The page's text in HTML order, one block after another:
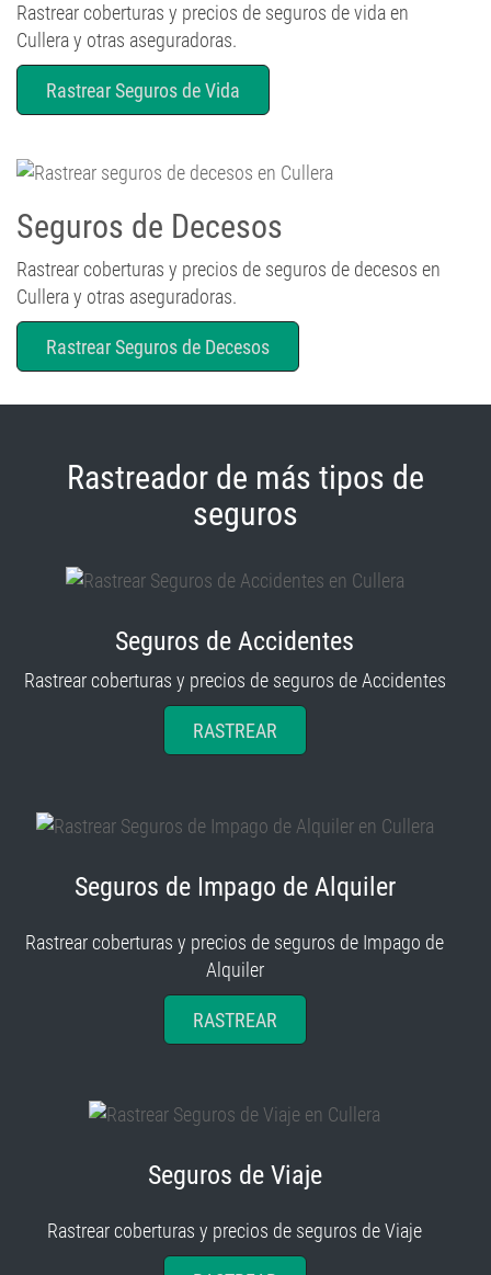
Rastrear coberturas y precios de seguros de vida en
Cullera y otras aseguradoras.
Rastrear Seguros de Vida
Seguros de Decesos
Rastrear coberturas y precios de seguros de decesos en
Cullera y otras aseguradoras.
Rastrear Seguros de Decesos
Rastreador de más tipos de
seguros
Seguros de Accidentes
Rastrear coberturas y precios de seguros de Accidentes
RASTREAR
Seguros de Impago de Alquiler
Rastrear coberturas y precios de seguros de Impago de
Alquiler
RASTREAR
Seguros de Viaje
Rastrear coberturas y precios de seguros de Viaje